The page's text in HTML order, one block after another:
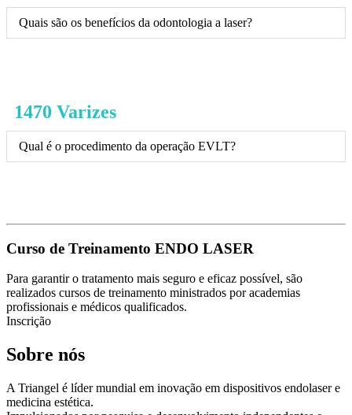
Quais são os benefícios da odontologia a laser?
1470 Varizes
Qual é o procedimento da operação EVLT?
Curso de Treinamento ENDO LASER
Para garantir o tratamento mais seguro e eficaz possível, são
realizados cursos de treinamento ministrados por academias
profissionais e médicos qualificados.
Inscrição
Sobre nós
A Triangel é líder mundial em inovação em dispositivos endolaser e
medicina estética.